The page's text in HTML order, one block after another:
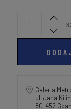
Galeria
ul. Jana
80-452